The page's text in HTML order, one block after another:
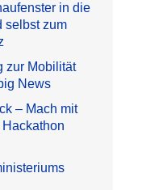
in die
selbst zum
zur Mobilität
News
– Mach mit